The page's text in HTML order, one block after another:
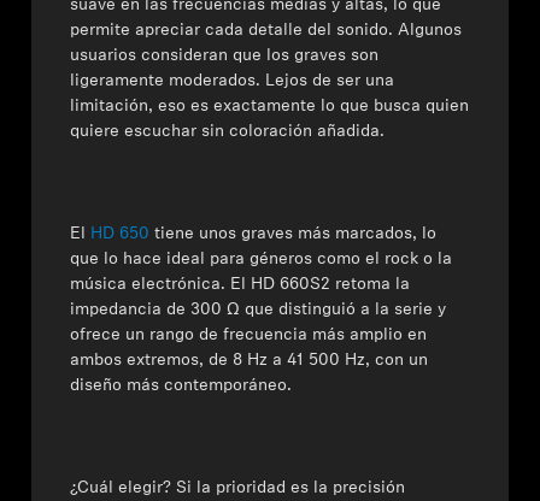
suave en las frecuencias medias y altas, lo que
permite apreciar cada detalle del sonido. Algunos
usuarios consideran que los graves son
ligeramente moderados. Lejos de ser una
limitación, eso es exactamente lo que busca quien
quiere escuchar sin coloración añadida.
El HD 650 tiene unos graves más marcados, lo
que lo hace ideal para géneros como el rock o la
música electrónica. El HD 660S2 retoma la
impedancia de 300 Ω que distinguió a la serie y
ofrece un rango de frecuencia más amplio en
ambos extremos, de 8 Hz a 41 500 Hz, con un
diseño más contemporáneo.
¿Cuál elegir? Si la prioridad es la precisión